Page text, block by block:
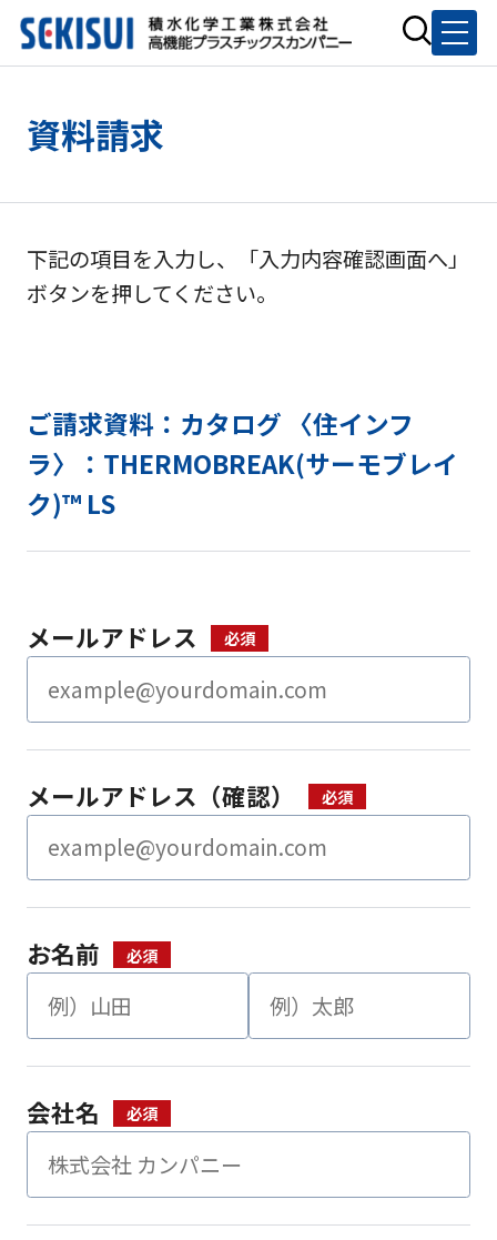
資料請求
下記の項目を入力し、「入力内容確認画面へ」
ボタンを押してください。
ご請求資料：カタログ 〈住インフ
ラ〉：THERMOBREAK(サーモブレイ
ク)™ LS
メールアドレス
メールアドレス（確認）
お名前
会社名